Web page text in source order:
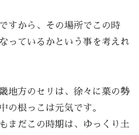
すから、その場所でこの時
っているかという事を考えれ
地方のセリは、徐々に葉の勢
の根っこは元気です。
まだこの時期は、ゆっくり土